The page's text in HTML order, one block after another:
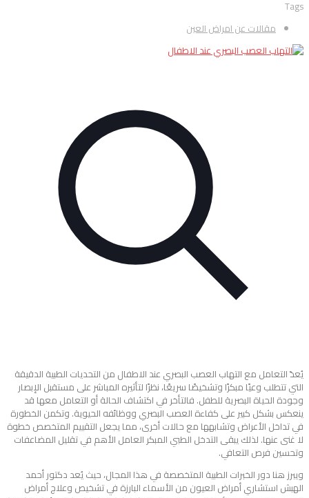
Tags
مقالات عن امراض العين
يُعدّ التعامل مع التهاب العصب البصري عند الاطفال من التحديات الطبية الدقيقة
التي تتطلب وعيًا مبكرًا وتشخيصًا سريعًا، نظرًا لتأثيره المباشر على مستقبل الإبصار
وجودة الحياة البصرية للطفل. فالتأخر في اكتشاف الحالة أو التعامل معها قد
ينعكس بشكل كبير على كفاءة العصب البصري ووظائفه الحيوية. وتكمن الخطورة
في تداخل الأعراض وتشابهها مع حالات أخرى، مما يجعل التقييم المتخصص خطوة
لا غنى عنها. لذلك يبقى التدخل الطبي المبكر العامل الأهم في تقليل المضاعفات
وتحسين فرص التعافي.
ويبرز هنا دور الخبرات الطبية المتخصصة في هذا المجال، حيث يُعد دكتور أحمد
الهبش استشاري أمراض العيون من الأسماء البارزة في تشخيص وعلاج أمراض